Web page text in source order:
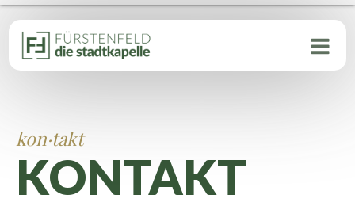
kon·takt
KONTAKT